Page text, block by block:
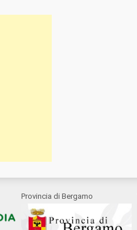
Provincia di Bergamo